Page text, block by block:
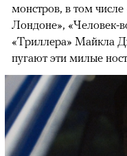
монстров, в том
Лондоне», «Человек-
«Триллера» Майкла
пугают эти милые